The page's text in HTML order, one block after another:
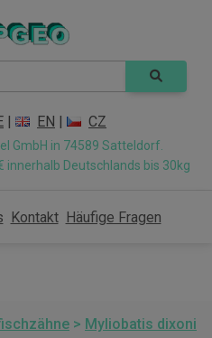
| EN | CZ
GmbH in 74589 Satteldorf.
innerhalb Deutschlands bis 30kg
Kontakt Häufige Fragen
> Myliobatis dixoni